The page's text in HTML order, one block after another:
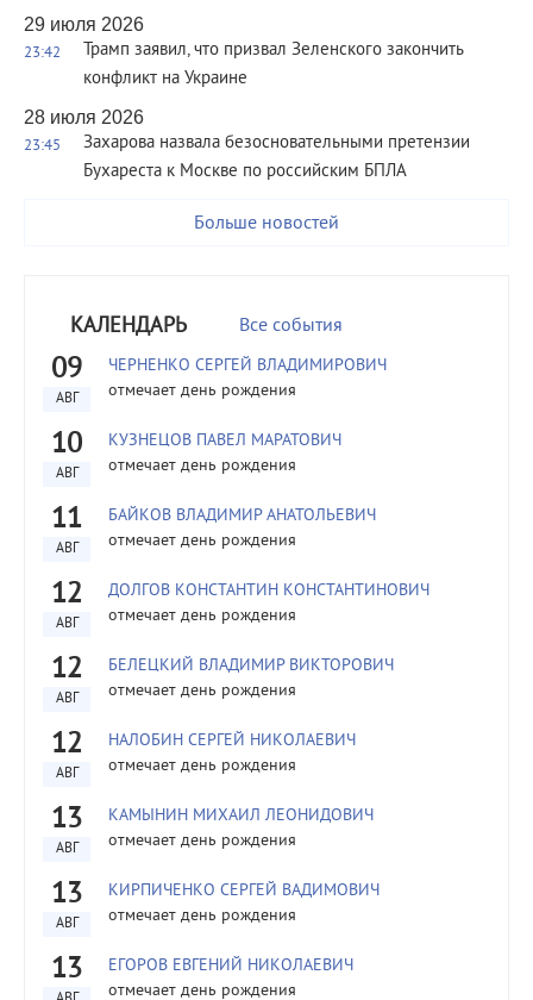
29 июля 2026
23:42
Трамп заявил, что призвал Зеленского закончить
конфликт на Украине
28 июля 2026
23:45
Захарова назвала безосновательными претензии
Бухареста к Москве по российским БПЛА
Больше новостей
КАЛЕНДАРЬ Все события
09
АВГ
ЧЕРНЕНКО СЕРГЕЙ ВЛАДИМИРОВИЧ
отмечает день рождения
10
АВГ
КУЗНЕЦОВ ПАВЕЛ МАРАТОВИЧ
отмечает день рождения
11
АВГ
БАЙКОВ ВЛАДИМИР АНАТОЛЬЕВИЧ
отмечает день рождения
12
АВГ
ДОЛГОВ КОНСТАНТИН КОНСТАНТИНОВИЧ
отмечает день рождения
12
АВГ
БЕЛЕЦКИЙ ВЛАДИМИР ВИКТОРОВИЧ
отмечает день рождения
12
АВГ
НАЛОБИН СЕРГЕЙ НИКОЛАЕВИЧ
отмечает день рождения
13
АВГ
КАМЫНИН МИХАИЛ ЛЕОНИДОВИЧ
отмечает день рождения
13
АВГ
КИРПИЧЕНКО СЕРГЕЙ ВАДИМОВИЧ
отмечает день рождения
13
ЕГОРОВ ЕВГЕНИЙ НИКОЛАЕВИЧ
отмечает день рождения